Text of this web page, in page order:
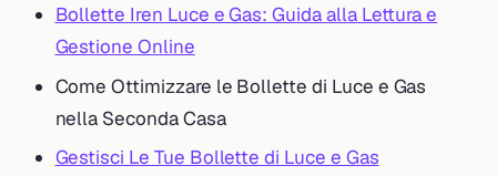
Bollette Iren Luce e Gas: Guida alla Lettura e
Gestione Online
Come Ottimizzare le Bollette di Luce e Gas
nella Seconda Casa
Gestisci Le Tue Bollette di Luce e Gas